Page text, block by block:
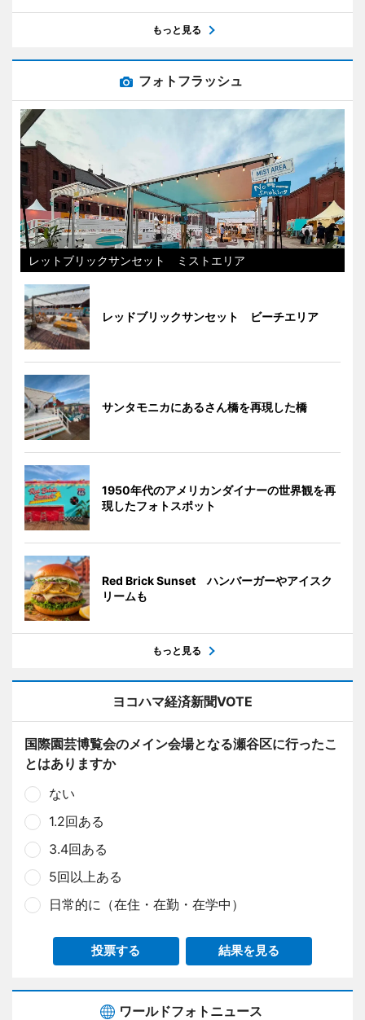
もっと見る
フォトフラッシュ
レットブリックサンセット ミストエリア
レッドブリックサンセット ビーチエリア
サンタモニカにあるさん橋を再現した橋
1950年代のアメリカンダイナーの世界観を再
現したフォトスポット
Red Brick Sunset ハンバーガーやアイスク
リームも
もっと見る
ヨコハマ経済新聞VOTE
国際園芸博覧会のメイン会場となる瀬谷区に行ったこ
とはありますか
ない
1.2回ある
3.4回ある
5回以上ある
日常的に（在住・在勤・在学中）
投票する 結果を見る
ワールドフォトニュース